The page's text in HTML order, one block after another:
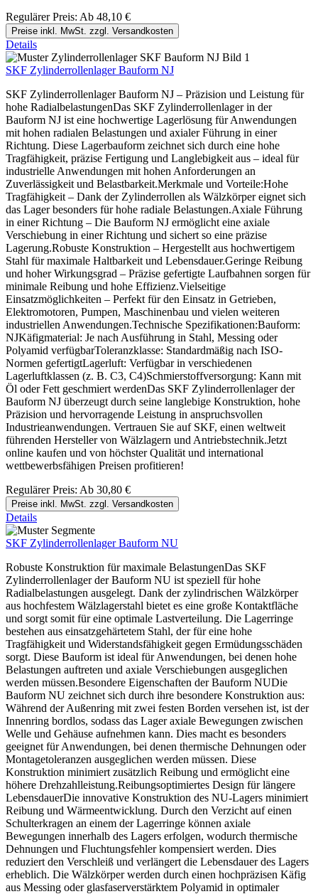
Regulärer Preis: Ab 48,10 €
Preise inkl. MwSt. zzgl. Versandkosten
Details
SKF Zylinderrollenlager Bauform NJ
SKF Zylinderrollenlager Bauform NJ – Präzision und Leistung für
hohe RadialbelastungenDas SKF Zylinderrollenlager in der
Bauform NJ ist eine hochwertige Lagerlösung für Anwendungen
mit hohen radialen Belastungen und axialer Führung in einer
Richtung. Diese Lagerbauform zeichnet sich durch eine hohe
Tragfähigkeit, präzise Fertigung und Langlebigkeit aus – ideal für
industrielle Anwendungen mit hohen Anforderungen an
Zuverlässigkeit und Belastbarkeit.Merkmale und Vorteile:Hohe
Tragfähigkeit – Dank der Zylinderrollen als Wälzkörper eignet sich
das Lager besonders für hohe radiale Belastungen.Axiale Führung
in einer Richtung – Die Bauform NJ ermöglicht eine axiale
Verschiebung in einer Richtung und sichert so eine präzise
Lagerung.Robuste Konstruktion – Hergestellt aus hochwertigem
Stahl für maximale Haltbarkeit und Lebensdauer.Geringe Reibung
und hoher Wirkungsgrad – Präzise gefertigte Laufbahnen sorgen für
minimale Reibung und hohe Effizienz.Vielseitige
Einsatzmöglichkeiten – Perfekt für den Einsatz in Getrieben,
Elektromotoren, Pumpen, Maschinenbau und vielen weiteren
industriellen Anwendungen.Technische Spezifikationen:Bauform:
NJKäfigmaterial: Je nach Ausführung in Stahl, Messing oder
Polyamid verfügbarToleranzklasse: Standardmäßig nach ISO-
Normen gefertigtLagerluft: Verfügbar in verschiedenen
Lagerluftklassen (z. B. C3, C4)Schmierstoffversorgung: Kann mit
Öl oder Fett geschmiert werdenDas SKF Zylinderrollenlager der
Bauform NJ überzeugt durch seine langlebige Konstruktion, hohe
Präzision und hervorragende Leistung in anspruchsvollen
Industrieanwendungen. Vertrauen Sie auf SKF, einen weltweit
führenden Hersteller von Wälzlagern und Antriebstechnik.Jetzt
online kaufen und von höchster Qualität und international
wettbewerbsfähigen Preisen profitieren!
Regulärer Preis: Ab 30,80 €
Preise inkl. MwSt. zzgl. Versandkosten
Details
SKF Zylinderrollenlager Bauform NU
Robuste Konstruktion für maximale BelastungenDas SKF
Zylinderrollenlager der Bauform NU ist speziell für hohe
Radialbelastungen ausgelegt. Dank der zylindrischen Wälzkörper
aus hochfestem Wälzlagerstahl bietet es eine große Kontaktfläche
und sorgt somit für eine optimale Lastverteilung. Die Lagerringe
bestehen aus einsatzgehärtetem Stahl, der für eine hohe
Tragfähigkeit und Widerstandsfähigkeit gegen Ermüdungsschäden
sorgt. Diese Bauform ist ideal für Anwendungen, bei denen hohe
Belastungen auftreten und axiale Verschiebungen ausgeglichen
werden müssen.Besondere Eigenschaften der Bauform NUDie
Bauform NU zeichnet sich durch ihre besondere Konstruktion aus:
Während der Außenring mit zwei festen Borden versehen ist, ist der
Innenring bordlos, sodass das Lager axiale Bewegungen zwischen
Welle und Gehäuse aufnehmen kann. Dies macht es besonders
geeignet für Anwendungen, bei denen thermische Dehnungen oder
Montagetoleranzen ausgeglichen werden müssen. Diese
Konstruktion minimiert zusätzlich Reibung und ermöglicht eine
höhere Drehzahlleistung.Reibungsoptimiertes Design für längere
LebensdauerDie innovative Konstruktion des NU-Lagers minimiert
Reibung und Wärmeentwicklung. Durch den Verzicht auf einen
Schulterkragen an einem der Lagerringe können axiale
Bewegungen innerhalb des Lagers erfolgen, wodurch thermische
Dehnungen und Fluchtungsfehler kompensiert werden. Dies
reduziert den Verschleiß und verlängert die Lebensdauer des Lagers
erheblich. Die Wälzkörper werden durch einen hochpräzisen Käfig
aus Messing oder glasfaserverstärktem Polyamid in optimaler